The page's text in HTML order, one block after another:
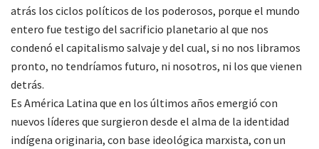
atrás los ciclos políticos de los poderosos, porque el mundo
entero fue testigo del sacrificio planetario al que nos
condenó el capitalismo salvaje y del cual, si no nos libramos
pronto, no tendríamos futuro, ni nosotros, ni los que vienen
detrás.
Es América Latina que en los últimos años emergió con
nuevos líderes que surgieron desde el alma de la identidad
indígena originaria, con base ideológica marxista, con un